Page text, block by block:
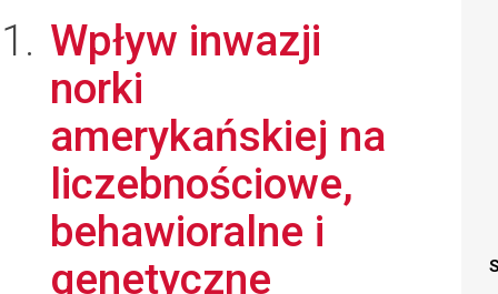
Wpływ inwazji
norki
amerykańskiej na
liczebnościowe,
behawioralne i
genetyczne